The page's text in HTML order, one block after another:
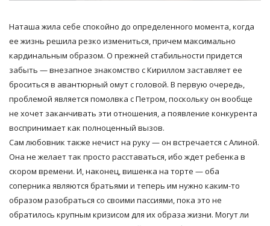
Наташа жила себе спокойно до определенного момента, когда
ее жизнь решила резко измениться, причем максимально
кардинальным образом. О прежней стабильности придется
забыть — внезапное знакомство с Кириллом заставляет ее
броситься в авантюрный омут с головой. В первую очередь,
проблемой является помолвка с Петром, поскольку он вообще
не хочет заканчивать эти отношения, а появление конкурента
воспринимает как полноценный вызов.
Сам любовник также нечист на руку — он встречается с Алиной.
Она не желает так просто расставаться, ибо ждет ребенка в
скором времени. И, наконец, вишенка на торте — оба
соперника являются братьями и теперь им нужно каким-то
образом разобраться со своими пассиями, пока это не
обратилось крупным кризисом для их образа жизни. Могут ли